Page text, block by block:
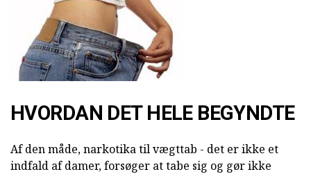
HVORDAN DET HELE BEGYNDTE
Af den måde, narkotika til vægttab - det er ikke et
indfald af damer, forsøger at tabe sig og gør ikke